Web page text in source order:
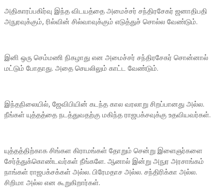
அதிகாரப்பகிர்வு இந்த விடயத்தை அமைச்சர் சந்திரசேகர் ஜனாதிபதி
அநுரவுக்கும், ரில்வின் சில்வாவுக்கும் எடுத்துச் சொல்ல வேண்டும்.
இனி ஒரு செம்மணி நிகழாது என அமைச்சர் சந்திரசேகர் சொன்னால்
மட்டும் போதாது. அதை செயலிலும் காட்ட வேண்டும்.
இந்தநிலையில், ஜேவிபியின் கடந்த கால வரலாறு சிறப்பானது அல்ல.
நீங்கள் யுத்தத்தை நடத்துவதற்கு மகிந்த ராஜபக்சவுக்கு உதவியவர்கள்.
யுத்தத்திற்காக சிங்கள கிராமங்கள் தோறும் சென்று இளைஞர்களை
சேர்த்துக்கொண்டவர்கள் நீங்களே. ஆனால் இன்று அநுர அரசாங்கம்
நாங்கள் ராஜபக்சக்கள் அல்ல. பிரேமதாச அல்ல. சந்திரிக்கா அல்ல.
சிறிமா அல்ல என கூறுகிறார்கள்.